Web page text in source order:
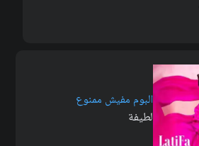
البوم مفيش ممنوع
لطيفة